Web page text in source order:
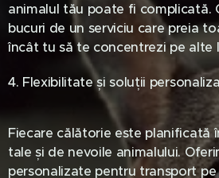
animalul tău poate fi complicată.
bucuri de un serviciu care preia
încât tu să te concentrezi pe alte
4. Flexibilitate și soluții
Fiecare călătorie este planificată
tale și de nevoile animalului.
personalizate pentru transport